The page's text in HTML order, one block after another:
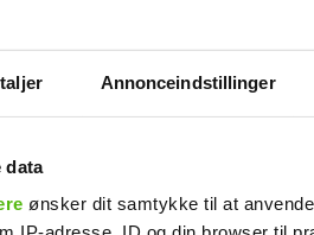
Annonceindstillinger
data
ønsker dit samtykke til at